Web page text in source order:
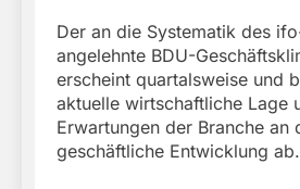
Der an die Systematik des
angelehnte BDU-
erscheint quartalsweise und
aktuelle wirtschaftliche Lage
Erwartungen der Branche an
geschäftliche Entwicklung ab.